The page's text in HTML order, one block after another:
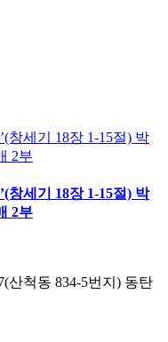
창세기 18장 1-15절) 박
2부
창세기 18장 1-15절) 박
2부
산척동 834-5번지) 동탄